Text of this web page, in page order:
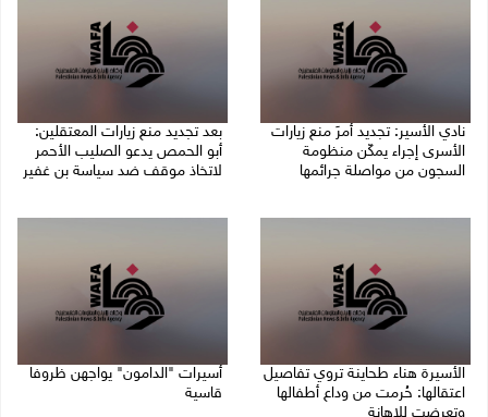
نادي الأسير: تجديد أمرَ منع زيارات
الأسرى إجراء يمكّن منظومة
السجون من مواصلة جرائمها
بعد تجديد منع زيارات المعتقلين:
أبو الحمص يدعو الصليب الأحمر
لاتخاذ موقف ضد سياسة بن غفير
الأسيرة هناء طحاينة تروي تفاصيل
اعتقالها: حُرمت من وداع أطفالها
أسيرات "الدامون" يواجهن ظروفا
قاسية